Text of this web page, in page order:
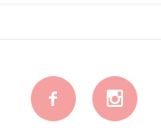
 